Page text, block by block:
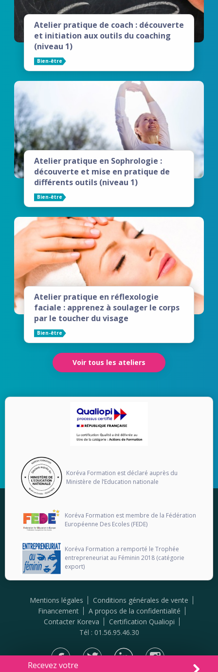
Atelier pratique de coach : découverte
et initiation aux outils du coaching
(niveau 1)
Bien-être
Atelier pratique en Sophrologie :
découverte et mise en pratique de
différents outils (niveau 1)
Bien-être
Atelier pratique en réflexologie
faciale : apprenez à soulager le corps
par le toucher du visage
Bien-être
Voir tous les ateliers
Koréva Formation est déclaré auprès du
Ministère de l’Education nationale
Koréva Formation est membre de la Fédération
Européenne Des Ecoles (FEDE)
Koréva Formation a remporté le Trophée
entrepreneuriat au Féminin 2018 (catégorie
export)
Mentions légales
Conditions générales de vente
Financement
A propos de la confidentialité
Contacter Koreva
Certification Qualiopi
Tél : 01.56.95.46.30
Recevez votre